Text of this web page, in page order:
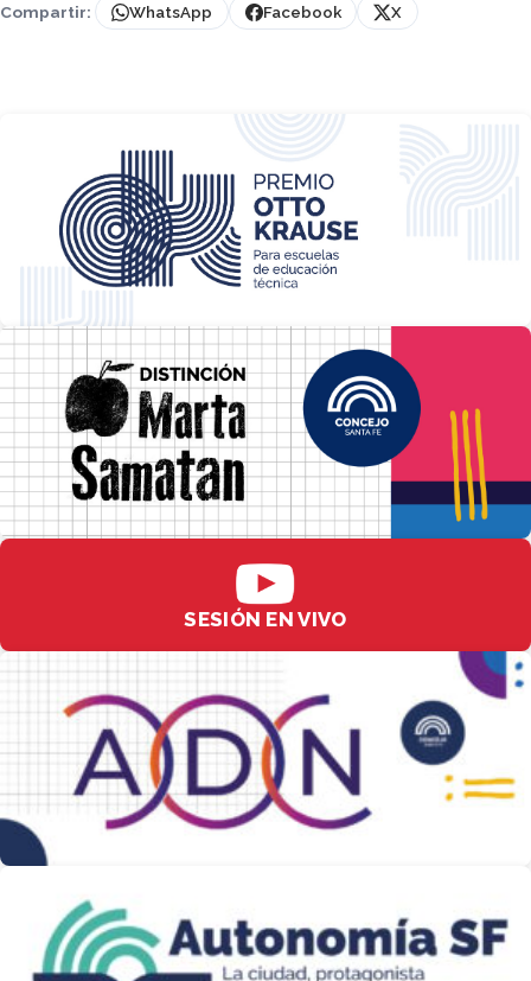
Compartir: WhatsApp Facebook X
SESIÓN EN VIVO